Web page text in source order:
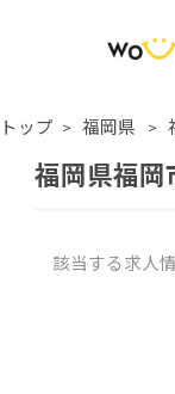
トップ 福岡県
福岡県福
該当する求人